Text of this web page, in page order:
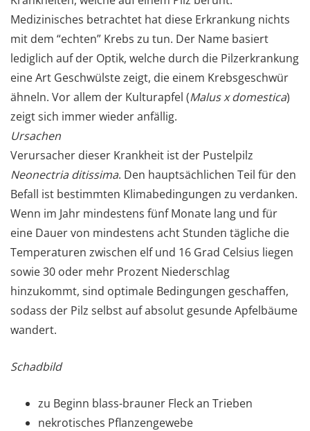
Medizinisches betrachtet hat diese Erkrankung nichts
mit dem “echten” Krebs zu tun. Der Name basiert
lediglich auf der Optik, welche durch die Pilzerkrankung
eine Art Geschwülste zeigt, die einem Krebsgeschwür
ähneln. Vor allem der Kulturapfel (Malus x domestica)
zeigt sich immer wieder anfällig.
Ursachen
Verursacher dieser Krankheit ist der Pustelpilz
Neonectria ditissima. Den hauptsächlichen Teil für den
Befall ist bestimmten Klimabedingungen zu verdanken.
Wenn im Jahr mindestens fünf Monate lang und für
eine Dauer von mindestens acht Stunden tägliche die
Temperaturen zwischen elf und 16 Grad Celsius liegen
sowie 30 oder mehr Prozent Niederschlag
hinzukommt, sind optimale Bedingungen geschaffen,
sodass der Pilz selbst auf absolut gesunde Apfelbäume
wandert.
Schadbild
zu Beginn blass-brauner Fleck an Trieben
nekrotisches Pflanzengewebe